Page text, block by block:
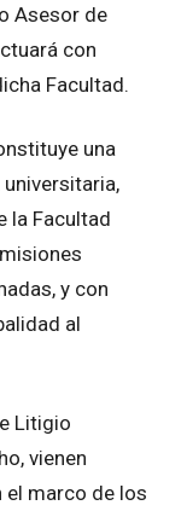
Asesor de
con
Facultad.
una
la Facultad
y con
al
Litigio
vienen
el marco de los